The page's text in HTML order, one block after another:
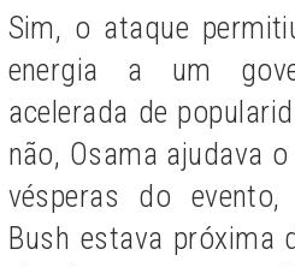
Sim, o ataque
energia a um
acelerada de
não, Osama ajudava
vésperas do
Bush estava próxima